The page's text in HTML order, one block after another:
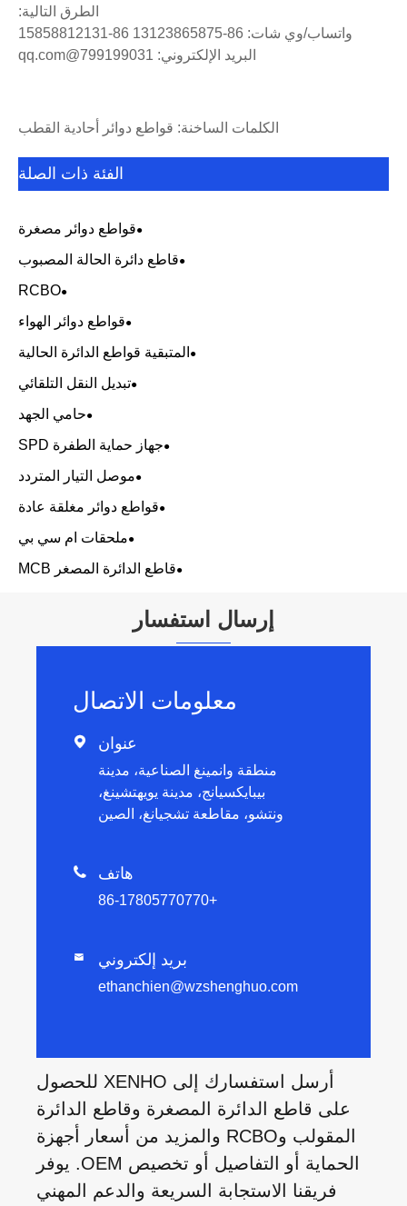
الطرق التالية:
واتساب/وي شات: 86-13123865875 86-15858812131
البريد الإلكتروني: 799199031@qq.com
الكلمات الساخنة: قواطع دوائر أحادية القطب
الفئة ذات الصلة
قواطع دوائر مصغرة
قاطع دائرة الحالة المصبوب
RCBO
قواطع دوائر الهواء
المتبقية قواطع الدائرة الحالية
تبديل النقل التلقائي
حامي الجهد
جهاز حماية الطفرة SPD
موصل التيار المتردد
قواطع دوائر مغلقة عادة
ملحقات ام سي بي
قاطع الدائرة المصغر MCB
إرسال استفسار
معلومات الاتصال
 عنوان
منطقة وانمينغ الصناعية، مدينة
بيبايكسيانج، مدينة يويهتشينغ،
ونتشو، مقاطعة تشجيانغ، الصين
 هاتف
+86-17805770770
 بريد إلكتروني
ethanchien@wzshenghuo.com
أرسل استفسارك إلى XENHO للحصول
على قاطع الدائرة المصغرة وقاطع الدائرة
المقولب وRCBO والمزيد من أسعار أجهزة
الحماية أو التفاصيل أو تخصيص OEM. يوفر
فريقنا الاستجابة السريعة والدعم المهني